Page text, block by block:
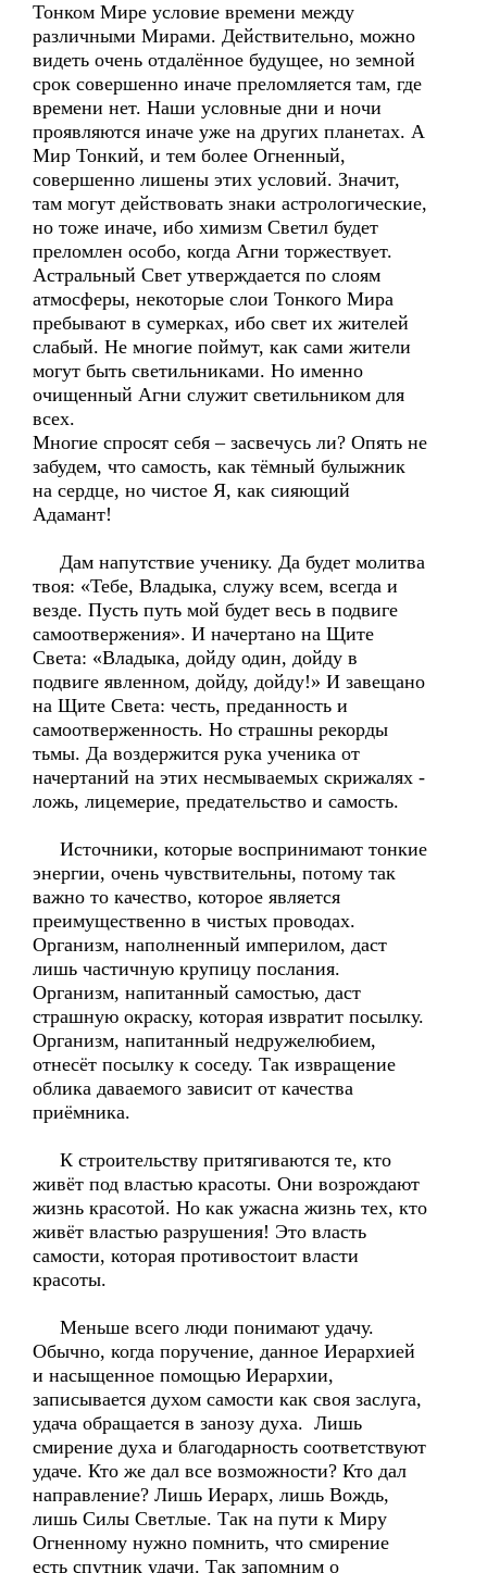
Тонком Мире условие времени между
различными Мирами. Действительно, можно
видеть очень отдалённое будущее, но земной
срок совершенно иначе преломляется там, где
времени нет. Наши условные дни и ночи
проявляются иначе уже на других планетах. А
Мир Тонкий, и тем более Огненный,
совершенно лишены этих условий. Значит,
там могут действовать знаки астрологические,
но тоже иначе, ибо химизм Светил будет
преломлен особо, когда Агни торжествует.
Астральный Свет утверждается по слоям
атмосферы, некоторые слои Тонкого Мира
пребывают в сумерках, ибо свет их жителей
слабый. Не многие поймут, как сами жители
могут быть светильниками. Но именно
очищенный Агни служит светильником для
всех.
Многие спросят себя – засвечусь ли? Опять не
забудем, что самость, как тёмный булыжник
на сердце, но чистое Я, как сияющий
Адамант!
Дам напутствие ученику. Да будет молитва
твоя: «Тебе, Владыка, служу всем, всегда и
везде. Пусть путь мой будет весь в подвиге
самоотвержения». И начертано на Щите
Света: «Владыка, дойду один, дойду в
подвиге явленном, дойду, дойду!» И завещано
на Щите Света: честь, преданность и
самоотверженность. Но страшны рекорды
тьмы. Да воздержится рука ученика от
начертаний на этих несмываемых скрижалях -
ложь, лицемерие, предательство и самость.
Источники, которые воспринимают тонкие
энергии, очень чувствительны, потому так
важно то качество, которое является
преимущественно в чистых проводах.
Организм, наполненный империлом, даст
лишь частичную крупицу послания.
Организм, напитанный самостью, даст
страшную окраску, которая извратит посылку.
Организм, напитанный недружелюбием,
отнесёт посылку к соседу. Так извращение
облика даваемого зависит от качества
приёмника.
К строительству притягиваются те, кто
живёт под властью красоты. Они возрождают
жизнь красотой. Но как ужасна жизнь тех, кто
живёт властью разрушения! Это власть
самости, которая противостоит власти
красоты.
Меньше всего люди понимают удачу.
Обычно, когда поручение, данное Иерархией
и насыщенное помощью Иерархии,
записывается духом самости как своя заслуга,
удача обращается в занозу духа. Лишь
смирение духа и благодарность соответствуют
удаче. Кто же дал все возможности? Кто дал
направление? Лишь Иерарх, лишь Вождь,
лишь Силы Светлые. Так на пути к Миру
Огненному нужно помнить, что смирение
есть спутник удачи. Так запомним о